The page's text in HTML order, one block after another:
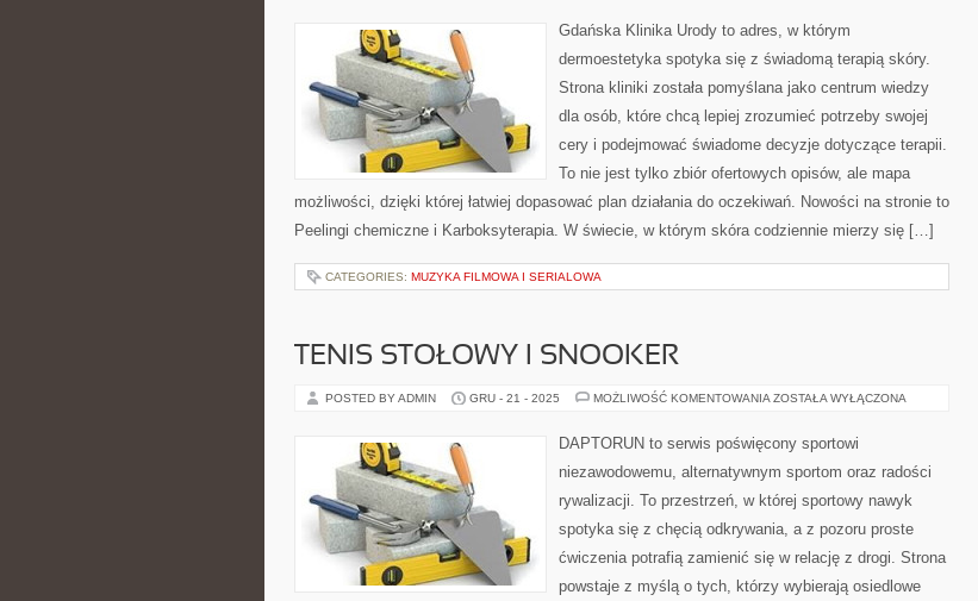
BEZPIECZEŃSTWO
PRZECIWWSKAZANIA
ZABIEGÓW
Gdańska Klinika Urody to adres, w którym
dermoestetyka spotyka się z świadomą terapią skóry.
Strona kliniki została pomyślana jako centrum wiedzy
dla osób, które chcą lepiej zrozumieć potrzeby swojej
cery i podejmować świadome decyzje dotyczące terapii.
To nie jest tylko zbiór ofertowych opisów, ale mapa
możliwości, dzięki której łatwiej dopasować plan działania do oczekiwań. Nowości na stronie to
Peelingi chemiczne i Karboksyterapia. W świecie, w którym skóra codziennie mierzy się […]
CATEGORIES: MUZYKA FILMOWA I SERIALOWA
TENIS STOŁOWY I SNOOKER
POSTED BY ADMIN GRU - 21 - 2025 MOŻLIWOŚĆ KOMENTOWANIA TENIS
ZOSTAŁA WYŁĄCZONA
DAPTORUN to serwis poświęcony sportowi
niezawodowemu, alternatywnym sportom oraz radości
rywalizacji. To przestrzeń, w której sportowy nawyk
spotyka się z chęcią odkrywania, a z pozoru proste
ćwiczenia potrafią zamienić się w relację z drogi. Strona
powstaje z myślą o tych, którzy wybierają osiedlowe